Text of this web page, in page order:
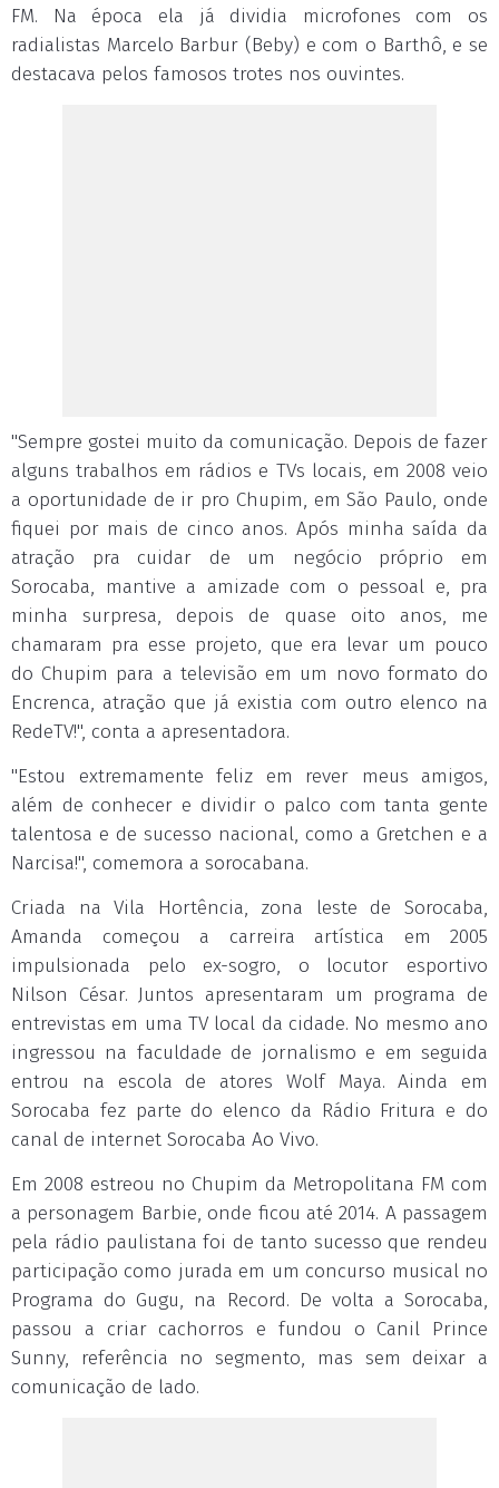
FM. Na época ela já dividia microfones com os
radialistas Marcelo Barbur (Beby) e com o Barthô, e se
destacava pelos famosos trotes nos ouvintes.
"Sempre gostei muito da comunicação. Depois de fazer
alguns trabalhos em rádios e TVs locais, em 2008 veio
a oportunidade de ir pro Chupim, em São Paulo, onde
fiquei por mais de cinco anos. Após minha saída da
atração pra cuidar de um negócio próprio em
Sorocaba, mantive a amizade com o pessoal e, pra
minha surpresa, depois de quase oito anos, me
chamaram pra esse projeto, que era levar um pouco
do Chupim para a televisão em um novo formato do
Encrenca, atração que já existia com outro elenco na
RedeTV!", conta a apresentadora.
"Estou extremamente feliz em rever meus amigos,
além de conhecer e dividir o palco com tanta gente
talentosa e de sucesso nacional, como a Gretchen e a
Narcisa!", comemora a sorocabana.
Criada na Vila Hortência, zona leste de Sorocaba,
Amanda começou a carreira artística em 2005
impulsionada pelo ex-sogro, o locutor esportivo
Nilson César. Juntos apresentaram um programa de
entrevistas em uma TV local da cidade. No mesmo ano
ingressou na faculdade de jornalismo e em seguida
entrou na escola de atores Wolf Maya. Ainda em
Sorocaba fez parte do elenco da Rádio Fritura e do
canal de internet Sorocaba Ao Vivo.
Em 2008 estreou no Chupim da Metropolitana FM com
a personagem Barbie, onde ficou até 2014. A passagem
pela rádio paulistana foi de tanto sucesso que rendeu
participação como jurada em um concurso musical no
Programa do Gugu, na Record. De volta a Sorocaba,
passou a criar cachorros e fundou o Canil Prince
Sunny, referência no segmento, mas sem deixar a
comunicação de lado.